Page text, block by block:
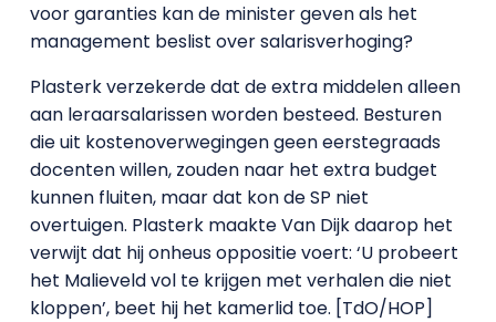
voor garanties kan de minister geven als het
management beslist over salarisverhoging?
Plasterk verzekerde dat de extra middelen alleen
aan leraarsalarissen worden besteed. Besturen
die uit kostenoverwegingen geen eerstegraads
docenten willen, zouden naar het extra budget
kunnen fluiten, maar dat kon de SP niet
overtuigen. Plasterk maakte Van Dijk daarop het
verwijt dat hij onheus oppositie voert: ‘U probeert
het Malieveld vol te krijgen met verhalen die niet
kloppen’, beet hij het kamerlid toe. [TdO/HOP]